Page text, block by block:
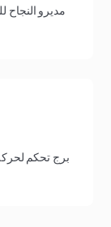
مديرو النجاح
برج تحكم